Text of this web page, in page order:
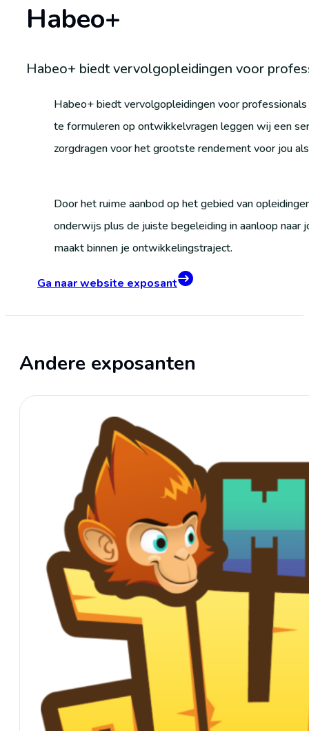
Habeo+
Habeo+ biedt vervolgopleidingen voor
Habeo+ biedt vervolgopleidingen voor
te formuleren op ontwikkelvragen leggen wij een
zorgdragen voor het grootste rendement voor jou
Door het ruime aanbod op het gebied van
onderwijs plus de juiste begeleiding in aanloop
maakt binnen je ontwikkelingstraject.
Ga naar website exposant
Andere exposanten